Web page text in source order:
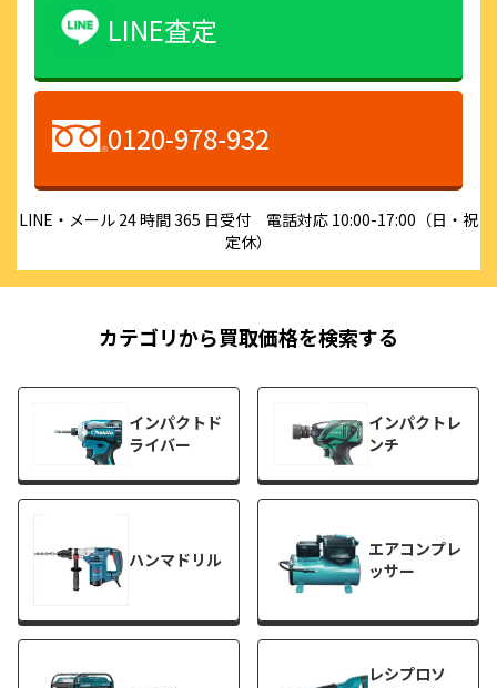
LINE査定
0120-978-932
LINE・メール 24 時間 365 日受付 電話対応 10:00-17:00（日・祝
定休）
カテゴリから買取価格を検索する
インパクトド
ライバー
インパクトレ
ンチ
ハンマドリル
エアコンプレ
ッサー
レシプロソ